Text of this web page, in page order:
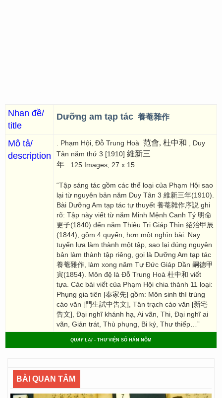
Nhan đề/
title
Dưỡng am tạp tác 養菴雜作
Mô tả/
description
. Phạm Hội, Đỗ Trung Hoà 范會, 杜中和 , Duy
Tân năm thứ 3 [1910] 維新三
年 . 125 Images; 27 x 15
“Tập sáng tác gồm các thể loại của Phạm Hội sao
lại từ nguyên bản năm Duy Tân 3 維新三年(1910).
Bài Dưỡng Am tạp tác tự thuyết 養菴雜作序説 ghi
rõ: Tập này viết từ năm Minh Mệnh Canh Tý 明命
更子(1840) đến năm Thiệu Trị Giáp Thìn 紹治甲辰
(1844), gồm 4 quyển, hơn một nghìn bài. Nay
tuyển lựa làm thành một tập, sao lại đúng nguyên
bản làm thành tập riêng, gọi là Dưỡng Am tạp tác
養菴雜作, làm xong năm Tự Đức Giáp Dần 嗣德甲
寅(1854). Môn đệ là Đỗ Trung Hoà 杜中和 viết
tựa. Các bài viết của Phạm Hội chia thành 11 loại:
Phụng gia tiên [奉家先] gồm: Môn sinh thí trúng
cáo văn [門生試中吿文], Tân trạch cáo văn [新宅
告文], Đại nghĩ khánh hạ, Ai vãn, Thi, Đại nghĩ ai
vãn, Giản trát, Thù phụng, Bi ký, Thư thiếp…”
QUAY LẠI - THƯ VIỆN SỐ HÁN NÔM
BÀI QUAN TÂM